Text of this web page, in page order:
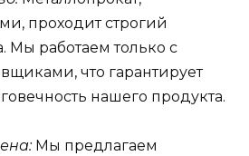
проходит строгий
Мы работаем только с
что гарантирует
нашего продукта.
Мы предлагаем